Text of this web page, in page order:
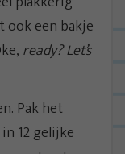
ook een bakje
ready? Let’s
Pak het
12 gelijke